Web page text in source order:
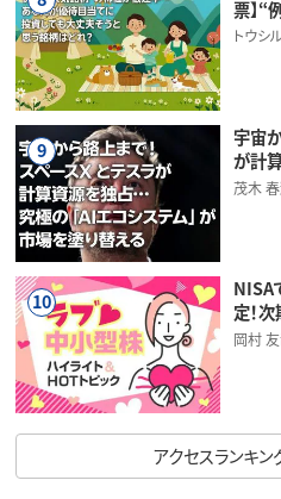
票】“
トウシ
9
宇宙
が計
茂木
10
NISA
定！
岡村
アクセスランキ